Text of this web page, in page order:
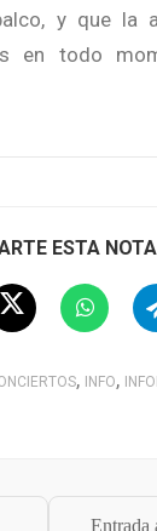
y que la
en todo
ESTA
, INFO,
Entrada